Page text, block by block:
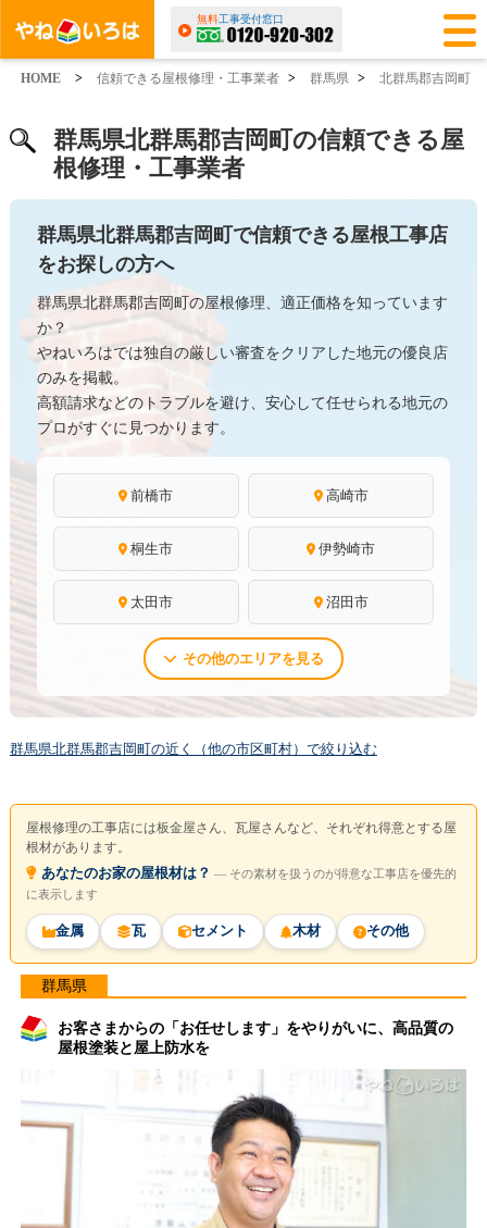
無料工事受付窓口
HOME > 信頼できる屋根修理・工事業者 > 群馬県 > 北群馬郡吉岡町
群馬県北群馬郡吉岡町の信頼できる屋
根修理・工事業者
群馬県北群馬郡吉岡町で信頼できる屋根工事店
をお探しの方へ
群馬県北群馬郡吉岡町の屋根修理、適正価格を知っています
か？
やねいろはでは独自の厳しい審査をクリアした地元の優良店
のみを掲載。
高額請求などのトラブルを避け、安心して任せられる地元の
プロがすぐに見つかります。
前橋市 高崎市
桐生市 伊勢崎市
太田市 沼田市
その他のエリアを見る
群馬県北群馬郡吉岡町の近く（他の市区町村）で絞り込む
屋根修理の工事店には板金屋さん、瓦屋さんなど、それぞれ得意とする屋
根材があります。
あなたのお家の屋根材は？ ― その素材を扱うのが得意な工事店を優先的
に表示します
金属 瓦 セメント 木材 その他
群馬県
お客さまからの「お任せします」をやりがいに、高品質の
屋根塗装と屋上防水を